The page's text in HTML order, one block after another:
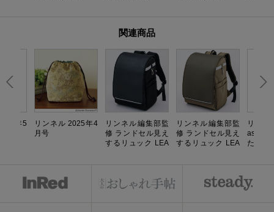
関連商品
年5
リンネル 2025年4
月号
リンネル編集部監
修 ランドセル見え
するリュック LEA
リンネル編集部監
修 ランドセル見え
するリュック LEA
リンネ
aster特
たい